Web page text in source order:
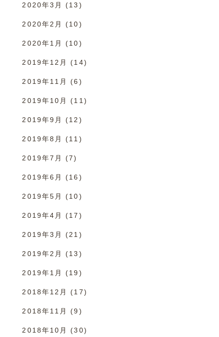
2020年3月 (13)
2020年2月 (10)
2020年1月 (10)
2019年12月 (14)
2019年11月 (6)
2019年10月 (11)
2019年9月 (12)
2019年8月 (11)
2019年7月 (7)
2019年6月 (16)
2019年5月 (10)
2019年4月 (17)
2019年3月 (21)
2019年2月 (13)
2019年1月 (19)
2018年12月 (17)
2018年11月 (9)
2018年10月 (30)